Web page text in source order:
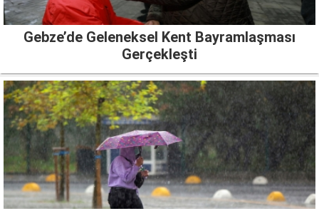
Gebze’de Geleneksel Kent Bayramlaşması
Gerçekleşti